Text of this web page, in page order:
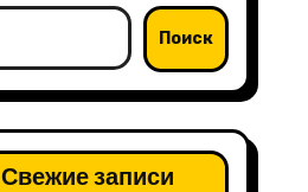
Поиск
Свежие записи